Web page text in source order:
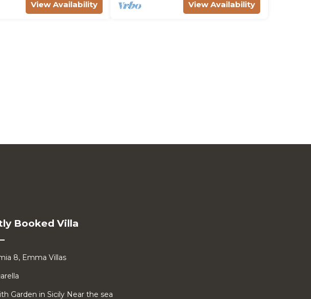
View Availability View Availability
Booked Villa
8, Emma Villas
Garden in Sicily Near the sea